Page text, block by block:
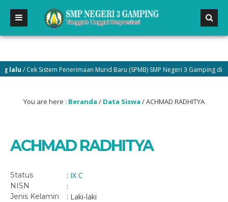
/ Cek Sistem Penerimaan Murid Baru (SPMB) SMP Negeri 3 Gamping di
You are here : Beranda / Data Siswa /ACHMAD RADHITYA
ACHMAD RADHITYA
Status : IX C
NISN :
Jenis Kelamin : Laki-laki